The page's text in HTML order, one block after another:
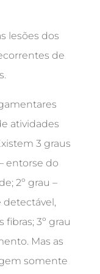
lesões dos
de
atividades
3 graus
entorse do
2º grau –
3º grau
Mas as
somente